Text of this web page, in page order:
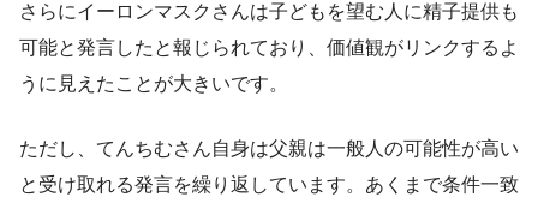
さらにイーロンマスクさんは子どもを望む人に精子提供も
可能と発言したと報じられており、価値観がリンクするよ
うに見えたことが大きいです。
ただし、てんちむさん自身は父親は一般人の可能性が高い
と受け取れる発言を繰り返しています。あくまで条件一致